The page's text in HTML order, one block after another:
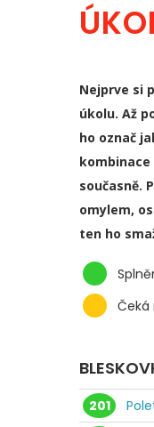
Nejprve si
úkolu. Až
ho označ
současně.
omylem,
ten ho
Čeká
201